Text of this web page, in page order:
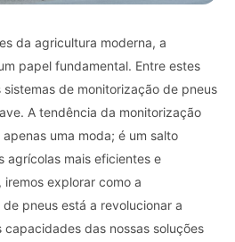
da agricultura moderna, a
papel fundamental. Entre estes
de monitorização de pneus
A tendência da monitorização
uma moda; é um salto
agrícolas mais eficientes e
explorar como a
pneus está a revolucionar a
das nossas soluções